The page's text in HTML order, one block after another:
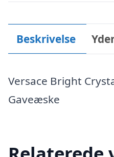
Beskrivelse
Versace Bright
Gaveæske